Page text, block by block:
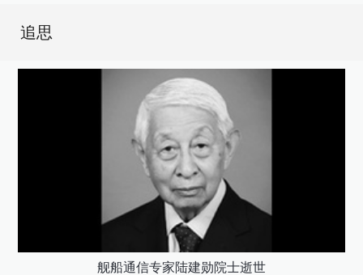
追思
舰船通信专家陆建勋院士逝世